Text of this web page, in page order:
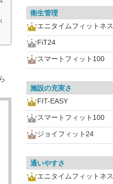
衛生管理
エニタイムフィットネス
FiT24
スマートフィット100
施設の充実さ
FIT-EASY
スマートフィット100
ジョイフィット24
通いやすさ
エニタイムフィットネス